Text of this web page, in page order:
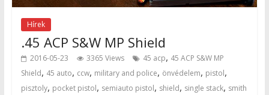
Hírek
.45 ACP S&W MP Shield
2016-05-23 3365 Views 45 acp, 45 ACP S&W MP
Shield, 45 auto, ccw, military and police, önvédelem, pistol,
pisztoly, pocket pistol, semiauto pistol, shield, single stack, smith